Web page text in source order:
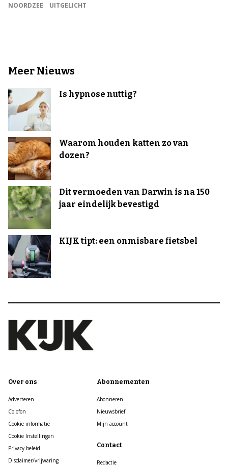
NOORDZEE
UITGELICHT
Meer Nieuws
Is hypnose nuttig?
Waarom houden katten zo van
dozen?
Dit vermoeden van Darwin is na 150
jaar eindelijk bevestigd
KIJK tipt: een onmisbare fietsbel
Over ons
Adverteren
Colofon
Cookie informatie
Cookie Instellingen
Privacy beleid
Disclaimer/vrijwaring
Abonnementen
Abonneren
Nieuwsbrief
Mijn account
Contact
Redactie